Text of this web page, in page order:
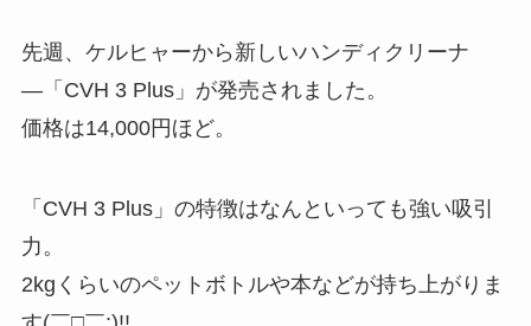
先週、ケルヒャーから新しいハンディクリーナ
―「CVH 3 Plus」が発売されました。
価格は14,000円ほど。
「CVH 3 Plus」の特徴はなんといっても強い吸引
力。
2kgくらいのペットボトルや本などが持ち上がりま